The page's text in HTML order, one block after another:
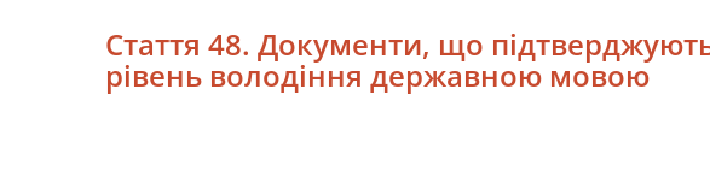
Стаття 48. Документи, що
рівень володіння державною мовою